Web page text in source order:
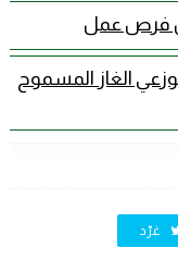
عن فرص عمل
الغاز المسموح
غرّد